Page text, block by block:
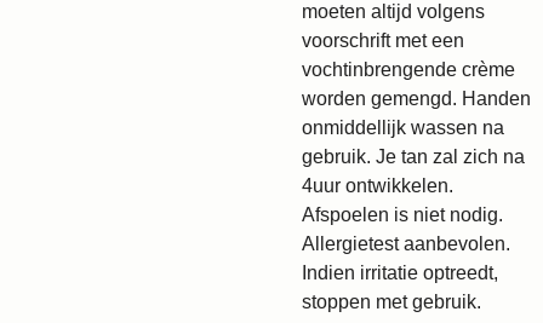
moeten altijd volgens
voorschrift met een
vochtinbrengende crème
worden gemengd. Handen
onmiddellijk wassen na
gebruik. Je tan zal zich na
4uur ontwikkelen.
Afspoelen is niet nodig.
Allergietest aanbevolen.
Indien irritatie optreedt,
stoppen met gebruik.